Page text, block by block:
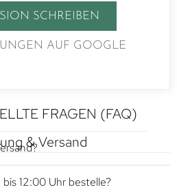
SCHREIBEN
AUF GOOGLE
FRAGEN (FAQ)
& Versand
12:00 Uhr bestelle?